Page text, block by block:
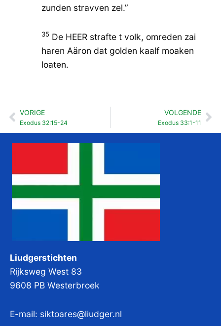
zunden stravven zel.”
35 De HEER strafte t volk, omreden zai
haren Aäron dat golden kaalf moaken
loaten.
Vorige
VORIGE
Exodus 32:15-24
VOLGENDE
Exodus 33:1-11
Liudgerstichten
Rijksweg West 83
9608 PB Westerbroek
E-mail: siktoares@liudger.nl